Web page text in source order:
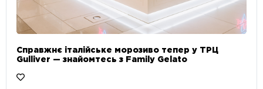
Справжнє італійське морозиво тепер у ТРЦ
Gulliver — знайомтесь з Family Gelato